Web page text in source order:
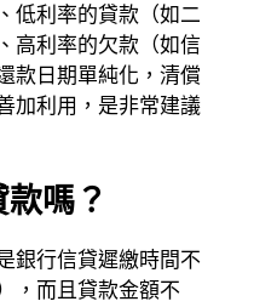
低利率的貸款（如二
高利率的欠款（如信
款日期單純化，清償
加利用，是非常建議
嗎？
銀行信貸遲繳時間不
，而且貸款金額不